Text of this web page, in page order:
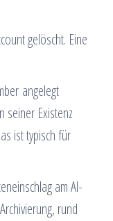
gelöscht. Eine
angelegt
seiner Existenz
ist typisch für
am Al-
rund